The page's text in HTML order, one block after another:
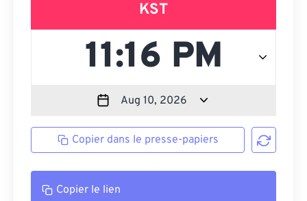
KST
Copier dans le presse-papiers
Copier le lien